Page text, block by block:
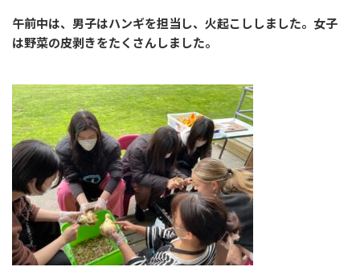
午前中は、男子はハンギを担当し、火起こししました。女子
は野菜の皮剥きをたくさんしました。